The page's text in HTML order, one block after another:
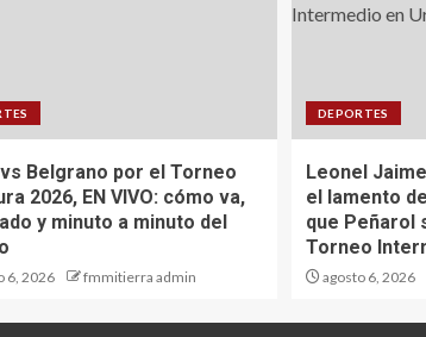
Belgrano por el Torneo
2026, EN VIVO: cómo va,
y minuto a minuto del
6, 2026 fmmitierra admin
DEPORTES
Leonel
el lamento
que Peñarol
Torneo
agosto 6, 2026